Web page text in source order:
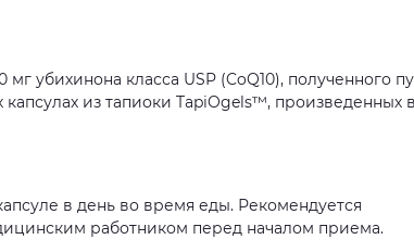
мг убихинона класса USP (CoQ10), полученного
из тапиоки TapiOgels™, произведенных
в день во время еды. Рекомендуется
работником перед началом приема.